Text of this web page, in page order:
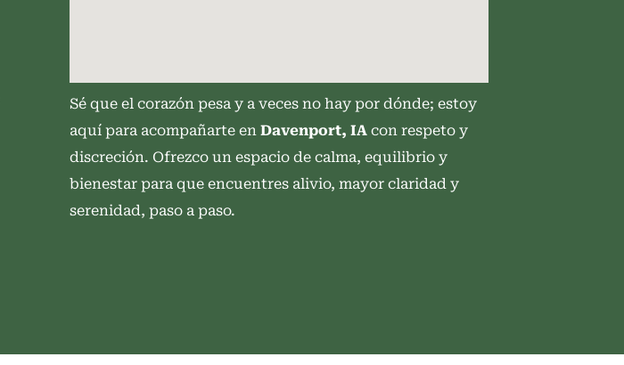
Sé que el corazón pesa y a veces no hay por dónde; estoy
aquí para acompañarte en Davenport, IA con respeto y
discreción. Ofrezco un espacio de calma, equilibrio y
bienestar para que encuentres alivio, mayor claridad y
serenidad, paso a paso.